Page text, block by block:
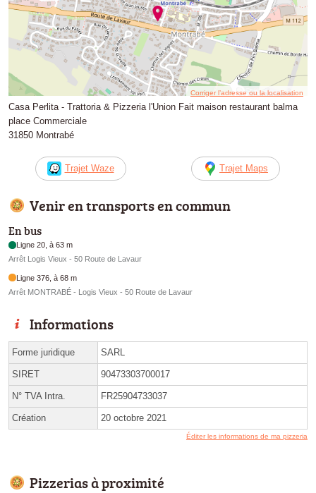
Corriger l’adresse ou la localisation
Casa Perlita - Trattoria & Pizzeria l'Union Fait maison restaurant balma
place Commerciale
31850 Montrabé
Trajet Waze Trajet Maps
Venir en transports en commun
En bus
Ligne 20, à 63 m
Arrêt Logis Vieux - 50 Route de Lavaur
Ligne 376, à 68 m
Arrêt MONTRABÉ - Logis Vieux - 50 Route de Lavaur
Informations
Forme juridique SARL
SIRET 90473303700017
N° TVA Intra. FR25904733037
Création 20 octobre 2021
Éditer les informations de ma pizzeria
Pizzerias à proximité